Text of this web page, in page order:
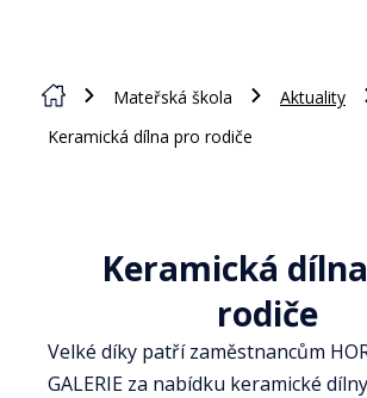
Mateřská škola
Aktuality
Keramická dílna pro rodiče
Keramická
rodiče
Velké díky patří zaměstnancům
GALERIE za nabídku keramické